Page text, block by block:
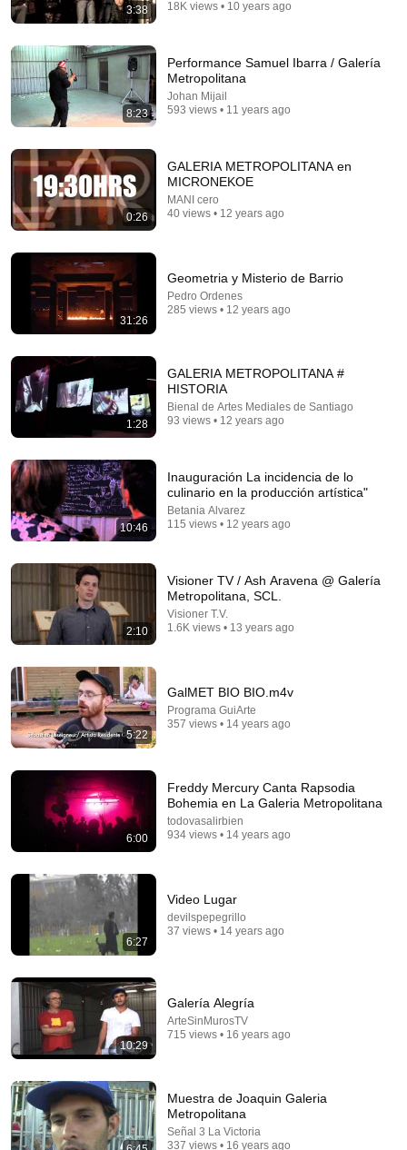
Karen Kwiatkowski: El ejército de EE. UU. se
desmorona y la economía se hunde
Glenn Diesen Español
New 53K views
¿Igualdad o Privilegio? El cara a cara definitivo | 4
Posturas y 1 Verdad · La Cabaña #3
La Cabaña de Nabil Antxia • 69K views
The EMPIRE that ended in SCANDAL | Victoria’s
Secret | Documentary
Dieck Docs
Auto-dubbed
3M views
The SIGNS almost no one IDENTIFIES in time |
Nazareth Castellanos
NEURO CIENCIA
Auto-dubbed
210K views
3:38 18K views • 10 years ago
8:23
Performance Samuel Ibarra / Galería
Metropolitana
Johan Mijail
593 views • 11 years ago
0:26
GALERIA METROPOLITANA en
MICRONEKOE
MANI cero
40 views • 12 years ago
31:26
Geometria y Misterio de Barrio
Pedro Ordenes
285 views • 12 years ago
1:28
GALERIA METROPOLITANA #
HISTORIA
Bienal de Artes Mediales de Santiago
93 views • 12 years ago
10:46
Inauguración La incidencia de lo
culinario en la producción artística"
Betania Alvarez
115 views • 12 years ago
2:10
Visioner TV / Ash Aravena @ Galería
Metropolitana, SCL.
Visioner T.V.
1.6K views • 13 years ago
5:22
GalMET BIO BIO.m4v
Programa GuiArte
357 views • 14 years ago
6:00
Freddy Mercury Canta Rapsodia
Bohemia en La Galeria Metropolitana
todovasalirbien
934 views • 14 years ago
6:27
Video Lugar
devilspepegrillo
37 views • 14 years ago
10:29
Galería Alegría
ArteSinMurosTV
715 views • 16 years ago
Muestra de Joaquin Galeria
Metropolitana
Señal 3 La Victoria
337 views • 16 years ago